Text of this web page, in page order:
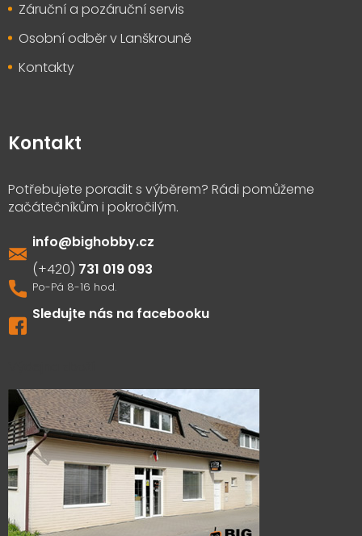
Záruční a pozáruční servis
Osobní odběr v Lanškrouně
Kontakty
Kontakt
info@bighobby.cz
731 019 093
Sledujte nás na facebooku